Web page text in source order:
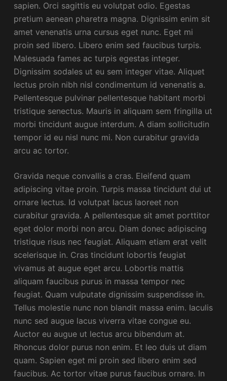
sapien. Orci sagittis eu volutpat odio. Egestas
pretium aenean pharetra magna. Dignissim enim sit
amet venenatis urna cursus eget nunc. Eget mi
proin sed libero. Libero enim sed faucibus turpis.
Malesuada fames ac turpis egestas integer.
Dignissim sodales ut eu sem integer vitae. Aliquet
lectus proin nibh nisl condimentum id venenatis a.
Pellentesque pulvinar pellentesque habitant morbi
tristique senectus. Mauris in aliquam sem fringilla ut
morbi tincidunt augue interdum. A diam sollicitudin
tempor id eu nisl nunc mi. Non curabitur gravida
arcu ac tortor.
Gravida neque convallis a cras. Eleifend quam
adipiscing vitae proin. Turpis massa tincidunt dui ut
ornare lectus. Id volutpat lacus laoreet non
curabitur gravida. A pellentesque sit amet porttitor
eget dolor morbi non arcu. Diam donec adipiscing
tristique risus nec feugiat. Aliquam etiam erat velit
scelerisque in. Cras tincidunt lobortis feugiat
vivamus at augue eget arcu. Lobortis mattis
aliquam faucibus purus in massa tempor nec
feugiat. Quam vulputate dignissim suspendisse in.
Tellus molestie nunc non blandit massa enim. Iaculis
nunc sed augue lacus viverra vitae congue eu.
Auctor eu augue ut lectus arcu bibendum at.
Rhoncus dolor purus non enim. Et leo duis ut diam
quam. Sapien eget mi proin sed libero enim sed
faucibus. Ac tortor vitae purus faucibus ornare. In